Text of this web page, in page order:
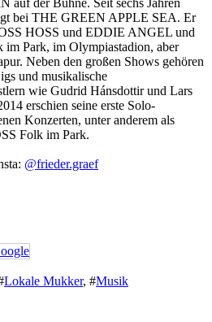
der Bühne. Seit sechs Jahren
bei THE GREEN APPLE SEA. Er
HOSS und EDDIE ANGEL und
im Park, im Olympiastadion, aber
Neben den großen Shows gehören
und musikalische
wie Gudrid Hánsdottir und Lars
erschien seine erste Solo-
Konzerten, unter anderem als
Folk im Park.
@frieder.graef
Lokale Mukker, #Musik